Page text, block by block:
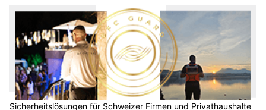
Sicherheitslösungen für Schweizer Firmen und Privathaushalte